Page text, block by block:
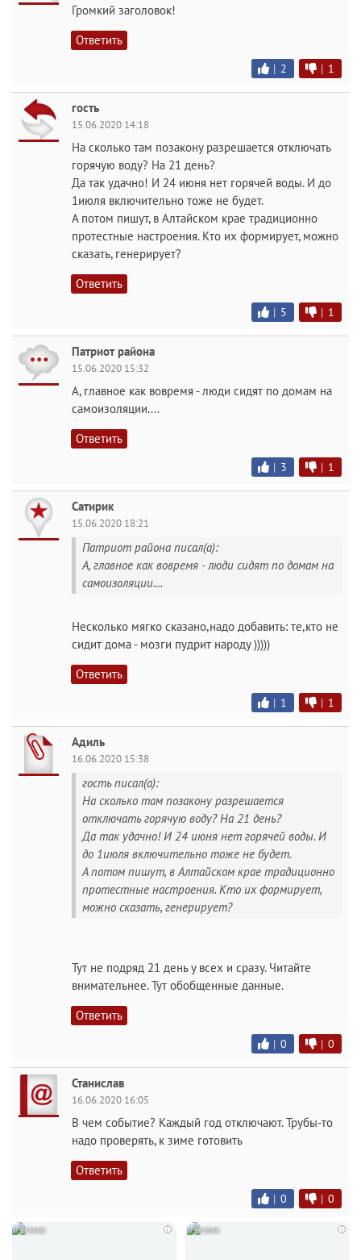
Громкий заголовок!
Ответить
| 2 | 1
гость
15.06.2020 14:18
На сколько там позакону разрешается отключать
горячую воду? На 21 день?
Да так удачно! И 24 июня нет горячей воды. И до
1июля включительно тоже не будет.
А потом пишут, в Алтайском крае традиционно
протестные настроения. Кто их формирует, можно
сказать, генерирует?
Ответить
| 5 | 1
Патриот района
15.06.2020 15:32
А, главное как вовремя - люди сидят по домам на
самоизоляции....
Ответить
| 3 | 1
Сатирик
15.06.2020 18:21
Патриот района писал(а):
А, главное как вовремя - люди сидят по домам на
самоизоляции....
Несколько мягко сказано,надо добавить: те,кто не
сидит дома - мозги пудрит народу )))))
Ответить
| 1 | 1
Адиль
16.06.2020 15:38
гость писал(а):
На сколько там позакону разрешается
отключать горячую воду? На 21 день?
Да так удачно! И 24 июня нет горячей воды. И
до 1июля включительно тоже не будет.
А потом пишут, в Алтайском крае традиционно
протестные настроения. Кто их формирует,
можно сказать, генерирует?
Тут не подряд 21 день у всех и сразу. Читайте
внимательнее. Тут обобщенные данные.
Ответить
| 0 | 0
Станислав
16.06.2020 16:05
В чем событие? Каждый год отключают. Трубы-то
надо проверять, к зиме готовить
Ответить
| 0 | 0
i i